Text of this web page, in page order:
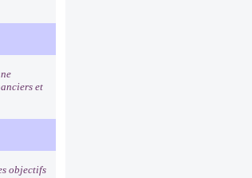
et
objectifs